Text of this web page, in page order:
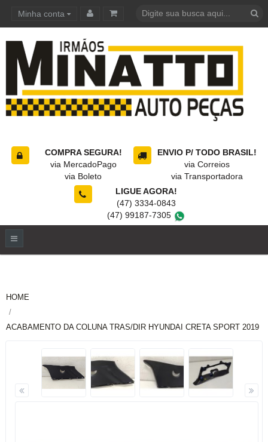
Minha conta
COMPRA SEGURA!
via MercadoPago
via Boleto
ENVIO P/ TODO BRASIL!
via Correios
via Transportadora
LIGUE AGORA!
(47) 3334-0843
(47) 99187-7305
HOME
ACABAMENTO DA COLUNA TRAS/DIR HYUNDAI CRETA SPORT 2019